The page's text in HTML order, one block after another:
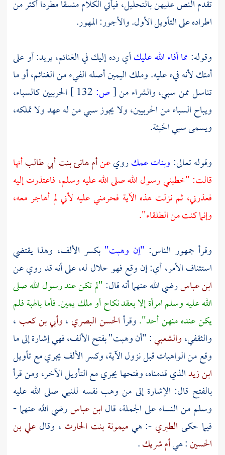
تقدم النص عليهن بالتحليل، فيأتي الكلام منسقا مطردا أكثر من
اطراده على التأويل الأول. والأجور: المهور.
وقوله: مما أفاء الله عليكأي رده إليك في الغنائم، يريد: أو على
أمتك لأنه فيء عليه. وملك اليمين أصله الفيء من الغنائم، أو ما
تناسل ممن سبي، والشراء من[ص:
الحربيين كالسباء،
ويباح السباء من الحربيين، ولا يجوز سبي من له عهد ولا تملكه،
ويسمى سبي الخبثة.
وقوله تعالى: وبنات عمكرويعنأم هانئ بنت أبي طالبأنها
قالت: "خطبني رسول الله صلى الله عليه وسلم، فاعتذرت إليه
فعذرني، ثم نزلت هذه الآية فحرمني عليه لأني لم أهاجر معه،
وإنما كنت من الطلقاء".
وقرأ جمهور الناس: "إن وهبت"بكسر الألف، وهذا يقتضي
استئناف الأمر، أي: إن وقع فهو حلال له، على أنه قد روي عن
ابن عباسرضي الله عنهما أنه قال:"لم تكن عند رسول الله صلى
الله عليه وسلم امرأة إلا بعقد نكاح أو ملك يمين. فأما بالهبة فلم
يكن عنده منهن أحد".وقرأالحسن البصري ،وأبي بن كعب ،
والثقفي،والشعبي: "أن وهبت" بفتح الألف، فهي إشارة إلى ما
وقع من الواهبات قبل نزول الآية، وكسر الألف يجري مع تأويل
ابن زيدالذي قدمناه، وفتحها يجري مع التأويل الآخر، ومن قرأ
بالفتح قال: الإشارة إلى من وهبنفسه للنبي صلى الله عليه
وسلم من النساء على الجملة، قالابن عباسرضي الله عنهما -
فيما حكى الطبري -: هيميمونة بنت الحارث ، وقال علي بن
الحسين: هيأم شريك.